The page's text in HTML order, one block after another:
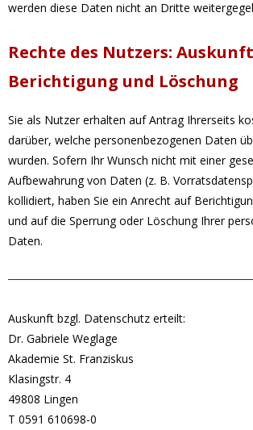
werden diese Daten nicht an Dritte
Rechte des Nutzers:
Berichtigung und Löschung
Sie als Nutzer erhalten auf Antrag Ihrerseits
darüber, welche personenbezogenen Daten
wurden. Sofern Ihr Wunsch nicht mit einer
Aufbewahrung von Daten (z. B.
kollidiert, haben Sie ein Anrecht auf
und auf die Sperrung oder Löschung Ihrer
Daten.
Auskunft bzgl. Datenschutz erteilt:
Dr. Gabriele Weglage
Akademie St. Franziskus
Klasingstr. 4
49808 Lingen
T 0591 610698-0